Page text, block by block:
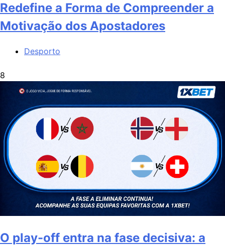
Redefine a Forma de Compreender a
Motivação dos Apostadores
Desporto
8
O play-off entra na fase decisiva: a